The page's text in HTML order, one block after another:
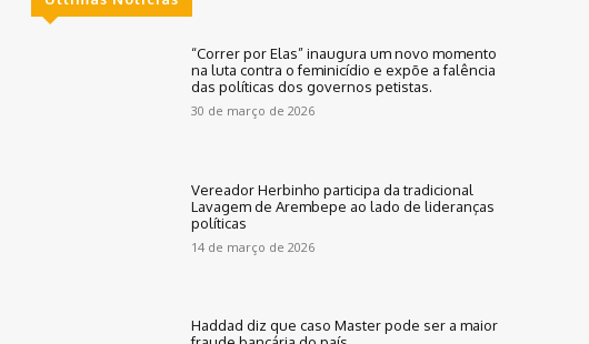
“Correr por Elas” inaugura um novo momento
na luta contra o feminicídio e expõe a falência
das políticas dos governos petistas.
30 de março de 2026
Vereador Herbinho participa da tradicional
Lavagem de Arembepe ao lado de lideranças
políticas
14 de março de 2026
Haddad diz que caso Master pode ser a maior